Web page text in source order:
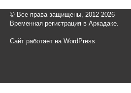
© Все права защищены, 2012-2026
Временная регистрация в Аркадаке.
Сайт работает на WordPress